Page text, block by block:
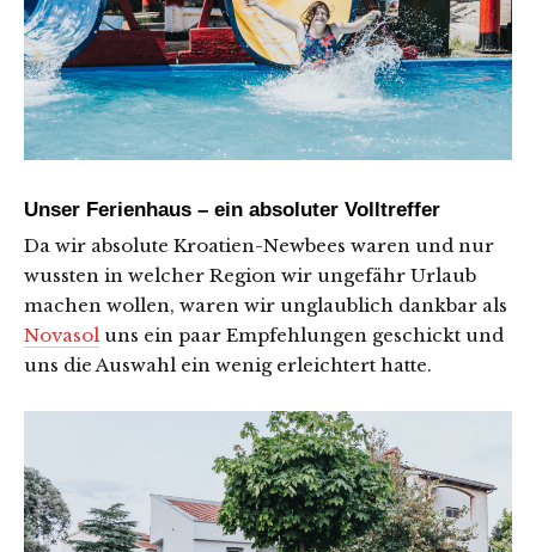
Unser Ferienhaus – ein absoluter Volltreffer
Da wir absolute Kroatien-Newbees waren und nur
wussten in welcher Region wir ungefähr Urlaub
machen wollen, waren wir unglaublich dankbar als
Novasol uns ein paar Empfehlungen geschickt und
uns die Auswahl ein wenig erleichtert hatte.